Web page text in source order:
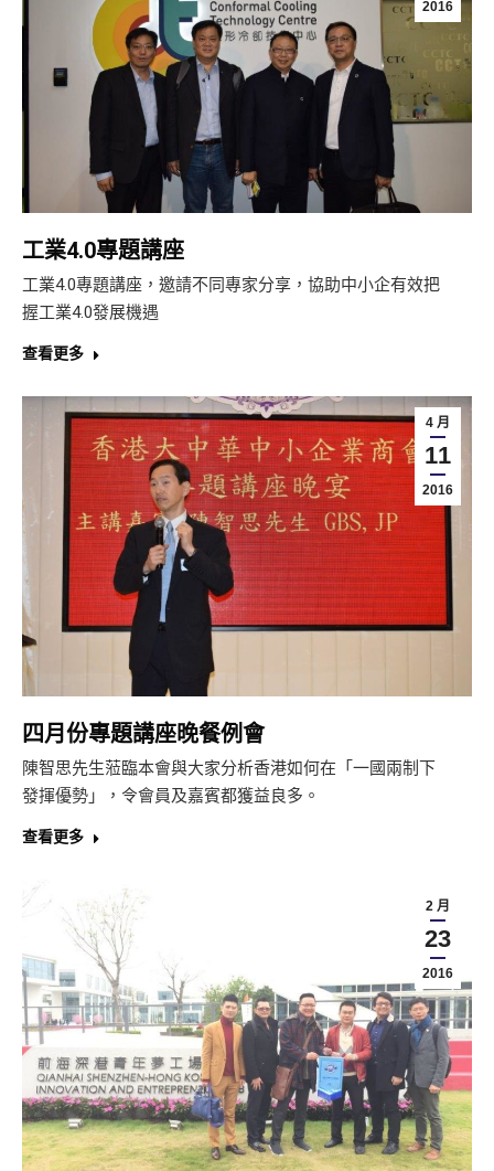
2016
工業4.0專題講座
工業4.0專題講座，邀請不同專家分享，協助中小企有效把
握工業4.0發展機遇
查看更多
4 月
11
2016
四月份專題講座晚餐例會
陳智思先生蒞臨本會與大家分析香港如何在「一國兩制下
發揮優勢」，令會員及嘉賓都獲益良多。
查看更多
2 月
23
2016